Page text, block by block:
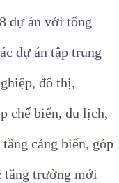
dự án với tổng
dự án tập trung
đô thị,
chế biến, du lịch,
cảng biển, góp
tăng trưởng mới